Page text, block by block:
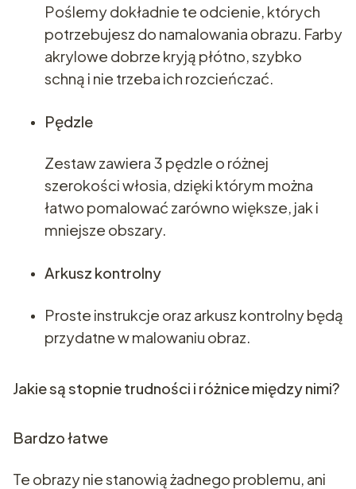
Poślemy dokładnie te odcienie, których
potrzebujesz do namalowania obrazu. Farby
akrylowe dobrze kryją płótno, szybko
schną i nie trzeba ich rozcieńczać.
Pędzle
Zestaw zawiera 3 pędzle o różnej
szerokości włosia, dzięki którym można
łatwo pomalować zarówno większe, jak i
mniejsze obszary.
Arkusz kontrolny
Proste instrukcje oraz arkusz kontrolny będą
przydatne w malowaniu obraz.
Jakie są stopnie trudności i różnice między nimi?
Bardzo łatwe
Te obrazy nie stanowią żadnego problemu, ani